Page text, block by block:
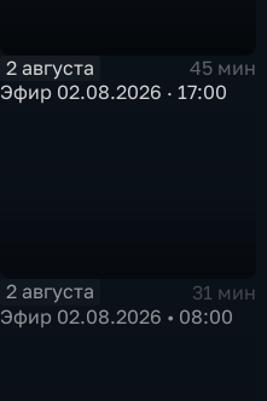
2 августа
45 мин
Эфир 02.08.2026 · 17:00
2 августа
31 мин
Эфир 02.08.2026 • 08:00